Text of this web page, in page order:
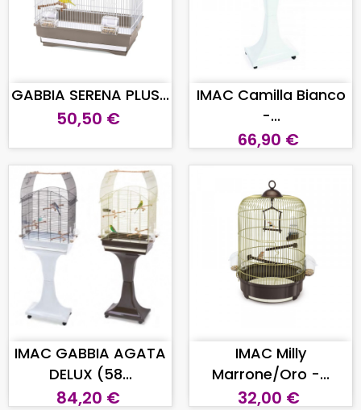
AGGIUNGI AL CARRELLO
GABBIA SERENA PLUS...
50,50 €
IMAC Camilla Bianco
-...
66,90 €
AGGIUNGI AL CARRELLO
IMAC GABBIA AGATA
DELUX (58...
84,20 €
AGGIUNGI AL CARRELLO
IMAC Milly
Marrone/Oro -...
32,00 €